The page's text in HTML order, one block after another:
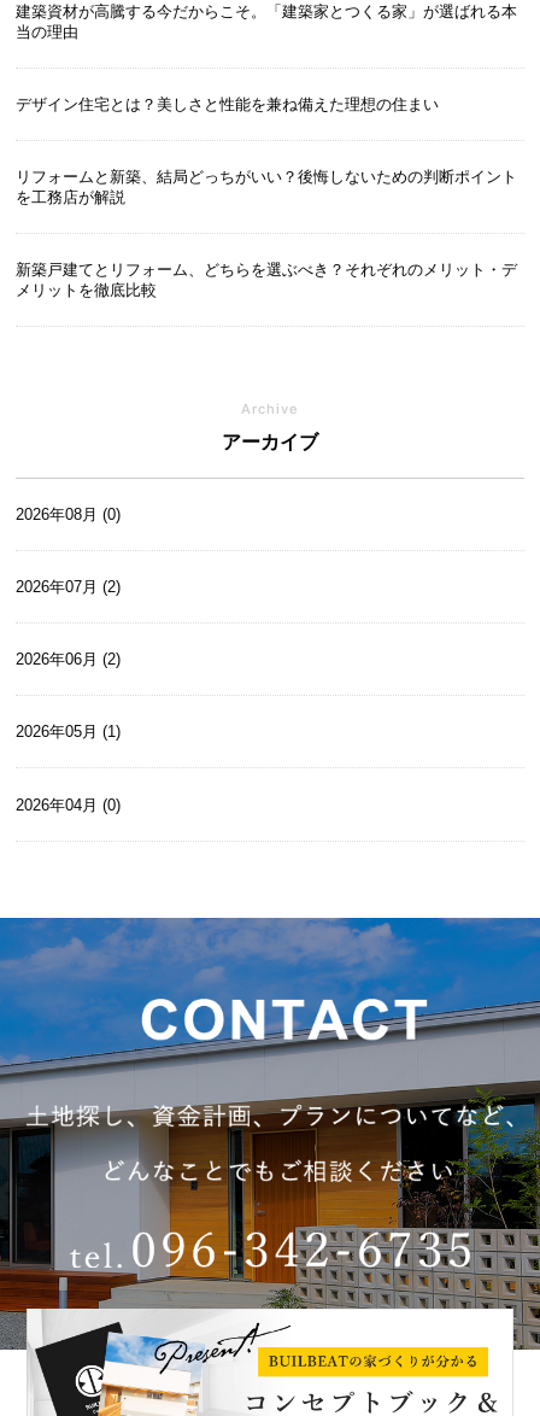
建築資材が高騰する今だからこそ。「建築家とつくる家」が選ばれる本
当の理由
デザイン住宅とは？美しさと性能を兼ね備えた理想の住まい
リフォームと新築、結局どっちがいい？後悔しないための判断ポイント
を工務店が解説
新築戸建てとリフォーム、どちらを選ぶべき？それぞれのメリット・デ
メリットを徹底比較
Archive
アーカイブ
2026年08月 (0)
2026年07月 (2)
2026年06月 (2)
2026年05月 (1)
2026年04月 (0)